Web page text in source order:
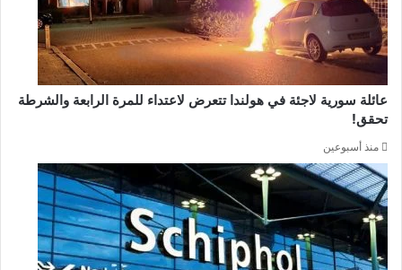
عائلة سورية لاجئة في هولندا تتعرض لاعتداء للمرة الرابعة والشرطة
تحقق!
منذ أسبوعين